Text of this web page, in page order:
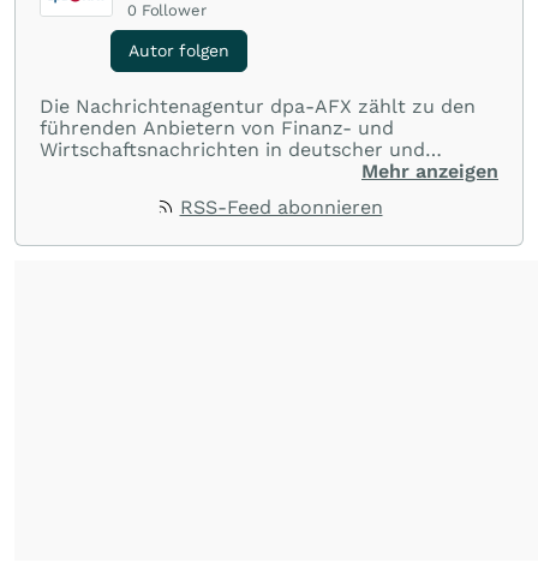
0 Follower
Autor folgen
Die Nachrichtenagentur dpa-AFX zählt zu den
führenden Anbietern von Finanz- und
Wirtschaftsnachrichten in deutscher und
englischer Sprache. Gestützt auf ein
dpa-AFX unabhängig, zuverlässig und schnell
Mehr anzeigen
RSS-Feed abonnieren